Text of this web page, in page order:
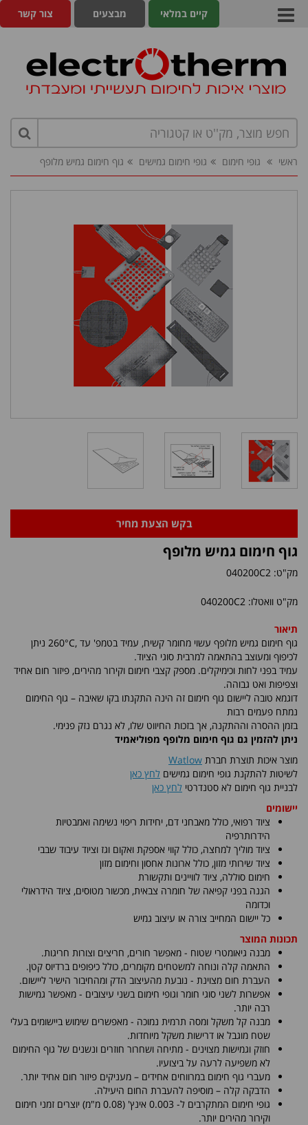
צור קשר מבצעים קיים במלאי
ראשי גופי חימום גופי חימום גמישים גוף חימום גמיש מלופף
בקש הצעת מחיר
גוף חימום גמיש מלופף
מק"ט: 040200C2
מק"ט וואטלו: 040200C2
תיאור
גוף חימום גמיש מלופף עשוי מחומר קשיח, עמיד בטמפ' עד ,260°C ניתן
לכיפוף ומעוצב בהתאמה למרבית סוגי הציוד.
עמיד בפני לחות וכימיקלים. מספק קצבי חימום וקירור מהירים, פיזור חום אחיד
וצפיפות ואט גבוהה.
דוגמא טובה ליישום גוף חימום זה הינה התקנתו בקו שאיבה – גוף החימום
נמתח פעמים רבות
בזמן ההסרה וההתקנה, אך בזכות החיווט שלו, לא נגרם נזק פנימי.
ניתן להזמין גם גוף חימום מלופף מפוליאמיד
מוצר איכות תוצרת חברת Watlow
לשיטות להתקנת גופי חימום גמישים לחץ כאן
לבניית גוף חימום לא סטנדרטי לחץ כאן
יישומים
ציוד רפואי, כולל מאבחני דם, יחידות ריפוי נשימה ואמבטיות
הידרותרפיה
ציוד מוליך למחצה, כולל קווי אספקת ואקום וגז וציוד עיבוד שבבי
ציוד שירותי מזון, כולל ארונות אחסון וחימום מזון
חימום סוללה, ציוד לוויינים ותקשורת
הגנה בפני קפיאה של חומרה צבאית, מכשור מטוסים, ציוד הידראולי
וכדומה
כל יישום המחייב צורה או עיצוב גמיש
תכונות המוצר
מבנה גיאומטרי שטוח - מאפשר חורים, חריצים וצורות חריגות.
התאמה קלה ונוחה למשטחים מקומרים, כולל כיפופים ברדיוס קטן.
העברת חום מצוינת - נובעת מהעיצוב הדק ומהחיבור הישיר ליישום.
אפשרות לשני סוגי חומר וגופי חימום בשני עיצובים - מאפשר גמישות
רבה יותר.
מבנה קל משקל ומסה תרמית נמוכה - מאפשרים שימוש ביישומים בעלי
שטח מוגבל או דרישות משקל מיוחדות.
חוזק וגמישות מצוינים - מתיחה ושחרור חוזרים ונשנים של גוף החימום
לא משפיעה לרעה על ביצועיו.
מעברי גוף חימום במרווחים אחידים – מעניקים פיזור חום אחיד יותר.
הדבקה קלה – מוסיפה להעברת החום היעילה.
גופי חימום המתקרבים ל- 0.003 אינץ' (0.08 מ"מ) יוצרים זמני חימום
וקירור מהירים יותר.